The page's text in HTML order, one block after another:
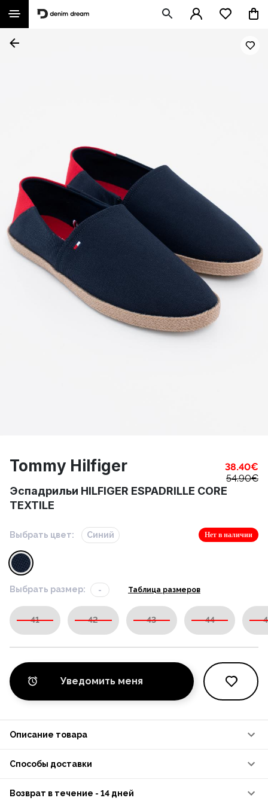
Tommy Hilfiger 38.40€
54.90€
Эспадрильи HILFIGER ESPADRILLE CORE
TEXTILE
Выбрать цвет: Синий Нет в наличии
Выбрать размер: - Таблица размеров
41 42 43 44
Уведомить меня
Описание товара
Способы доставки
Возврат в течение - 14 дней